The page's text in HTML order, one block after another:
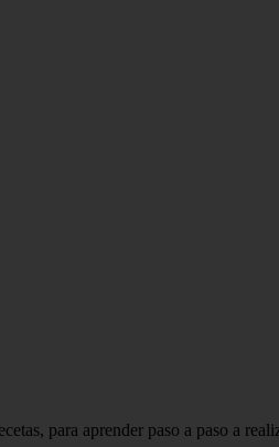
para aprender paso a paso a